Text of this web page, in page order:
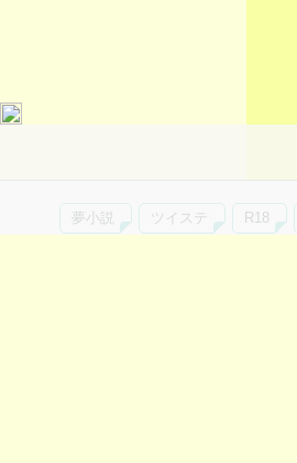
夢小説 ツイステ R18